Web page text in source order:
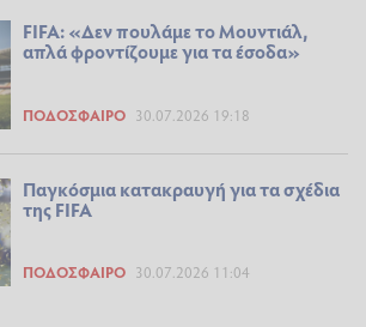
FIFA: «Δεν πουλάμε το Μουντιάλ,
απλά φροντίζουμε για τα έσοδα»
ΠΟΔΌΣΦΑΙΡΟ 30.07.2026 19:18
Παγκόσμια κατακραυγή για τα σχέδια
της FIFA
ΠΟΔΌΣΦΑΙΡΟ 30.07.2026 11:04